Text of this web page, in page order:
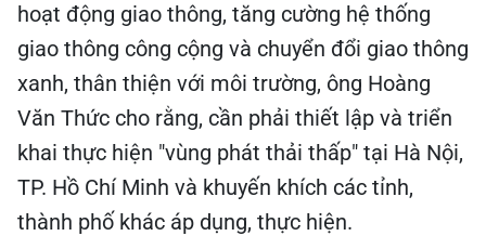
hoạt động giao thông, tăng cường hệ thống
giao thông công cộng và chuyển đổi giao thông
xanh, thân thiện với môi trường, ông Hoàng
Văn Thức cho rằng, cần phải thiết lập và triển
khai thực hiện "vùng phát thải thấp" tại Hà Nội,
TP. Hồ Chí Minh và khuyến khích các tỉnh,
thành phố khác áp dụng, thực hiện.